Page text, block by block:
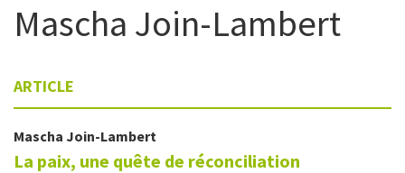
Mascha Join-Lambert
ARTICLE
Mascha Join-Lambert
La paix, une quête de réconciliation